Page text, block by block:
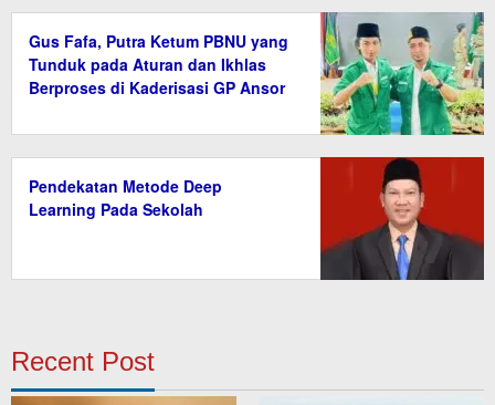
Gus Fafa, Putra Ketum PBNU yang
Tunduk pada Aturan dan Ikhlas
Berproses di Kaderisasi GP Ansor
Pendekatan Metode Deep
Learning Pada Sekolah
Recent Post